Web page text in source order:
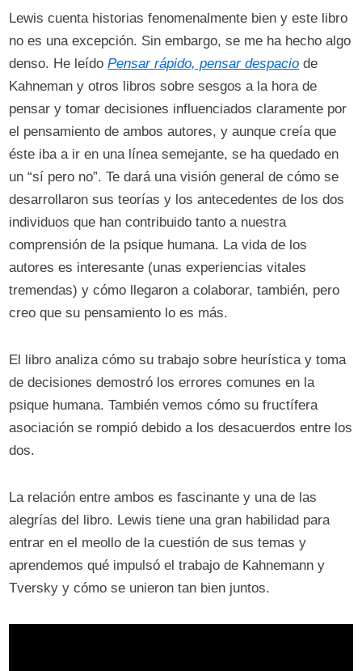
Lewis cuenta historias fenomenalmente bien y este libro
no es una excepción. Sin embargo, se me ha hecho algo
denso. He leídoPensar rápido, pensar despacio de
Kahneman y otros libros sobre sesgos a la hora de
pensar y tomar decisiones influenciados claramente por
el pensamiento de ambos autores, y aunque creía que
éste iba a ir en una línea semejante, se ha quedado en
un “sí pero no”. Te dará una visión general de cómo se
desarrollaron sus teorías y los antecedentes de los dos
individuos que han contribuido tanto a nuestra
comprensión de la psique humana. La vida de los
autores es interesante (unas experiencias vitales
tremendas) y cómo llegaron a colaborar, también, pero
creo que su pensamiento lo es más.
El libro analiza cómo su trabajo sobre heurística y toma
de decisiones demostró los errores comunes en la
psique humana. También vemos cómo su fructífera
asociación se rompió debido a los desacuerdos entre los
dos.
La relación entre ambos es fascinante y una de las
alegrías del libro. Lewis tiene una gran habilidad para
entrar en el meollo de la cuestión de sus temas y
aprendemos qué impulsó el trabajo de Kahnemann y
Tversky y cómo se unieron tan bien juntos.